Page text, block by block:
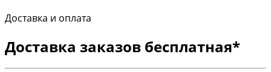
Доставка и оплата
Доставка заказов бесплатная*